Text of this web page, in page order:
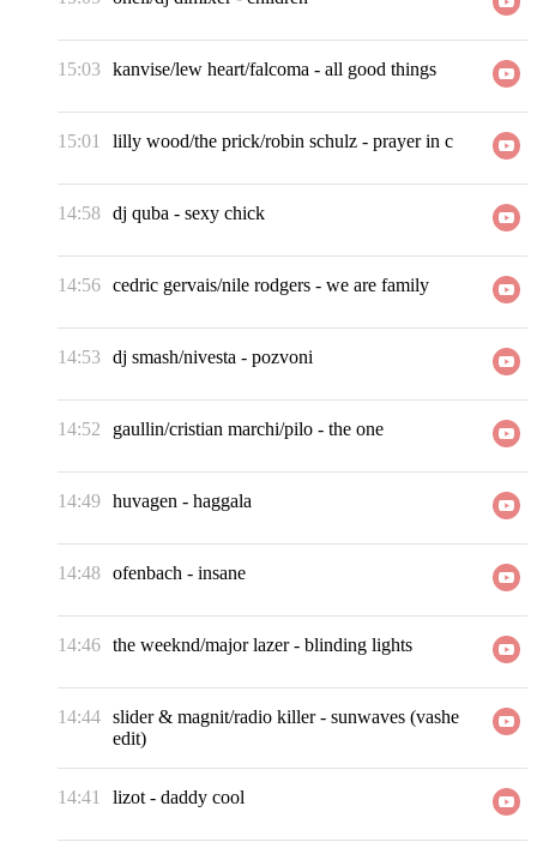
15:03 kanvise/lew heart/falcoma - all good things
15:01 lilly wood/the prick/robin schulz - prayer in c
14:58 dj quba - sexy chick
14:56 cedric gervais/nile rodgers - we are family
14:53 dj smash/nivesta - pozvoni
14:52 gaullin/cristian marchi/pilo - the one
14:49 huvagen - haggala
14:48 ofenbach - insane
14:46 the weeknd/major lazer- blinding lights
14:44 slider & magnit/radio killer- sunwaves (vashe
edit)
14:41 lizot - daddy cool